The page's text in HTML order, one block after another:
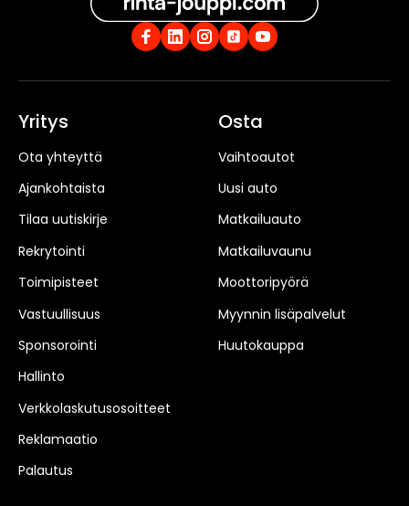
Yritys
Ota yhteyttä
Ajankohtaista
Tilaa uutiskirje
Rekrytointi
Toimipisteet
Vastuullisuus
Sponsorointi
Hallinto
Verkkolaskutusosoitteet
Reklamaatio
Palautus
Osta
Vaihtoautot
Uusi auto
Matkailuauto
Matkailuvaunu
Moottoripyörä
Myynnin lisäpalvelut
Huutokauppa